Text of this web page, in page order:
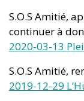
S.O.S Amitié,
continuer à
2020-03-13
S.O.S Amitié,
2019-12-29